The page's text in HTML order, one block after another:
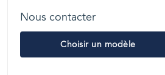
Nous contacter
Choisir un modèle